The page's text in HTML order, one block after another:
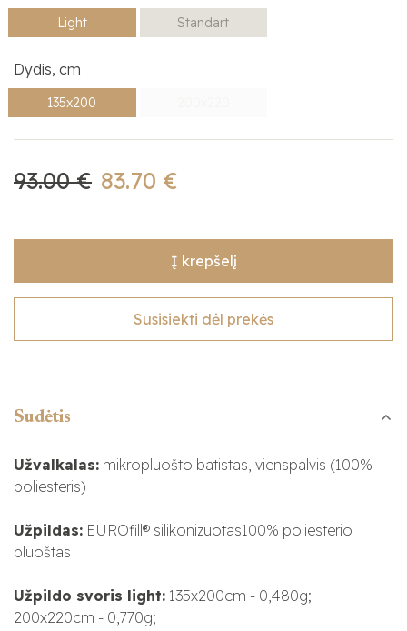
Light Standart
Dydis, cm
135x200
83.70 €
93.00 €
Į krepšelį
Susisiekti dėl prekės
Sudėtis
Užvalkalas: mikropluošto batistas, vienspalvis (100%
poliesteris)
Užpildas: EUROfill® silikonizuotas100% poliesterio
pluoštas
Užpildo svoris light: 135x200cm - 0,480g;
200x220cm - 0,770g;